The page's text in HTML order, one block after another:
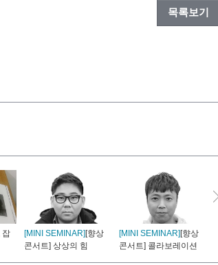
목록보기
잡
[MINI SEMINAR] [향상
콘서트] 상상의 힘
[MINI SEMINAR] [향상
콘서트] 콜라보레이션